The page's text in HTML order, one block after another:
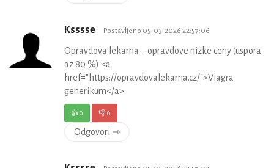
Ksssse Postavljeno 05-03-2026 22:57:06
Opravdova lekarna – opravdove nizke ceny (uspora
az 80 %) <a
href="https://opravdovalekarna.cz/">Viagra
generikum</a>
👍0 👎0
Odgovori ⇾